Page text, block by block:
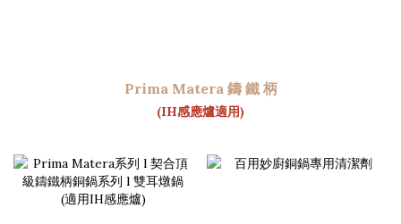
Prima Matera 鑄 鐵 柄
(IH感應爐適用)